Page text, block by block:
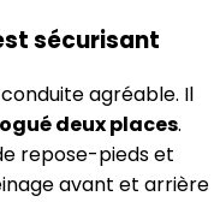
sécurisant
agréable. Il
deux places.
repose-pieds et
avant et arrière